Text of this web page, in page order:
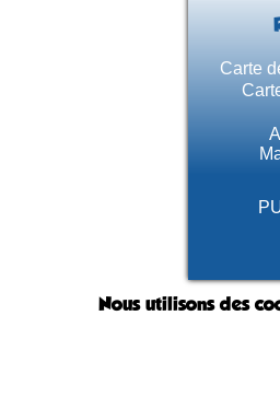
Carte
Nous utilisons des